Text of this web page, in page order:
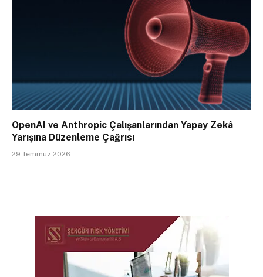
OpenAI ve Anthropic Çalışanlarından Yapay Zekâ
Yarışına Düzenleme Çağrısı
29 Temmuz 2026